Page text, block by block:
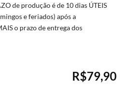
de produção é de 10 dias ÚTEIS
e feriados) após a
o prazo de entrega dos
R$79,90